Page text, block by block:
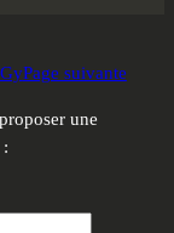
Page suivante
une